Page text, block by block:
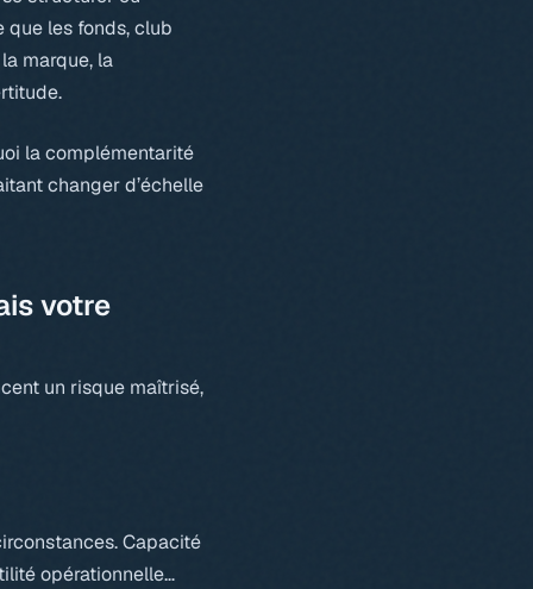
les fonds, club
marque, la
la complémentarité
changer d’échelle
votre
un risque maîtrisé,
Capacité
opérationnelle…